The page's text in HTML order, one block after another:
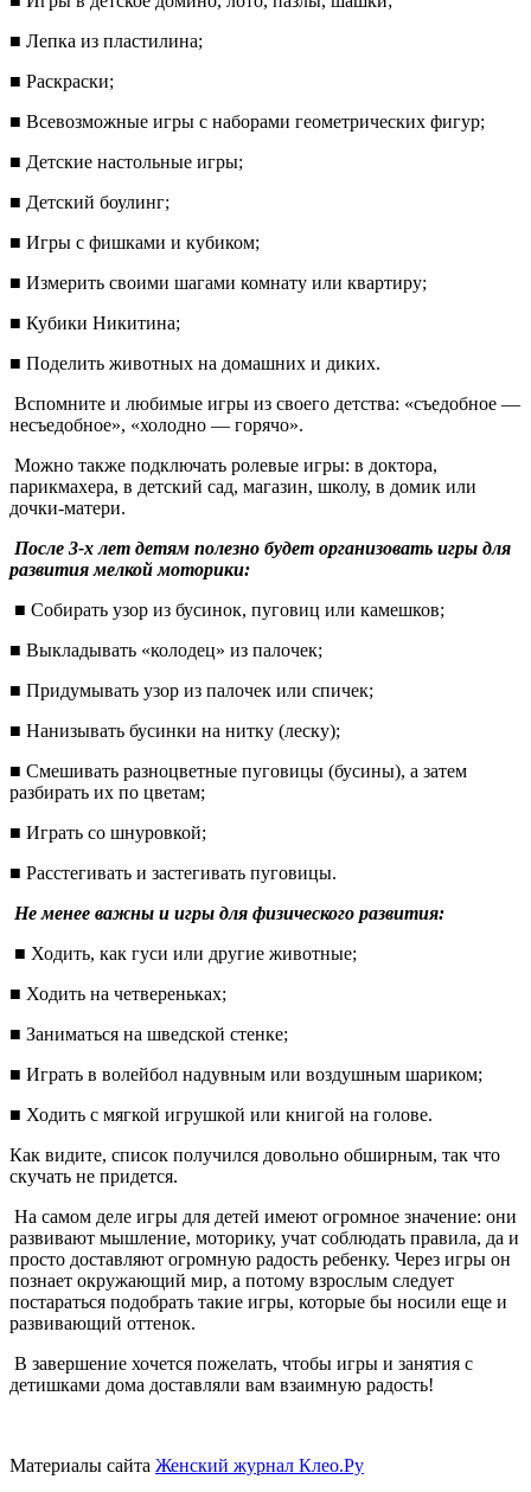
■ Лепка из пластилина;
■ Раскраски;
■ Всевозможные игры с наборами геометрических фигур;
■ Детские настольные игры;
■ Детский боулинг;
■ Игры с фишками и кубиком;
■ Измерить своими шагами комнату или квартиру;
■ Кубики Никитина;
■ Поделить животных на домашних и диких.
Вспомните и любимые игры из своего детства: «съедобное —
несъедобное», «холодно — горячо».
Можно также подключать ролевые игры: в доктора,
парикмахера, в детский сад, магазин, школу, в домик или
дочки-матери.
После 3-х лет детям полезно будет организовать игры для
развития мелкой моторики:
■ Собирать узор из бусинок, пуговиц или камешков;
■ Выкладывать «колодец» из палочек;
■ Придумывать узор из палочек или спичек;
■ Нанизывать бусинки на нитку (леску);
■ Смешивать разноцветные пуговицы (бусины), а затем
разбирать их по цветам;
■ Играть со шнуровкой;
■ Расстегивать и застегивать пуговицы.
Не менее важны и игры для физического развития:
■ Ходить, как гуси или другие животные;
■ Ходить на четвереньках;
■ Заниматься на шведской стенке;
■ Играть в волейбол надувным или воздушным шариком;
■ Ходить с мягкой игрушкой или книгой на голове.
Как видите, список получился довольно обширным, так что
скучать не придется.
На самом деле игры для детей имеют огромное значение: они
развивают мышление, моторику, учат соблюдать правила, да и
просто доставляют огромную радость ребенку. Через игры он
познает окружающий мир, а потому взрослым следует
постараться подобрать такие игры, которые бы носили еще и
развивающий оттенок.
В завершение хочется пожелать, чтобы игры и занятия с
детишками дома доставляли вам взаимную радость!
Материалы сайта Женский журнал Клео.Ру